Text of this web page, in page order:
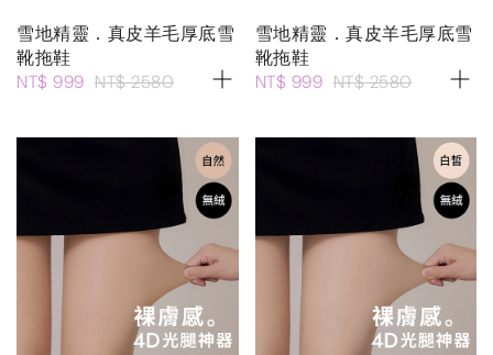
雪地精靈．真皮羊毛厚底雪
靴拖鞋
NT$ 999 NT$ 2580
雪地精靈．真皮羊毛厚底雪
靴拖鞋
NT$ 999 NT$ 2580